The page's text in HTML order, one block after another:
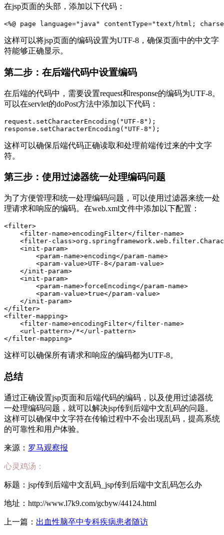
在jsp页面的头部，添加以下代码：
<%@ page language="java" contentType="text/html;
这样可以将jsp页面的编码设置为UTF-8，确保页面中的中文字
符能够正确显示。
第二步：在后端代码中设置编码
在后端的代码中，需要设置request和response的编码为UTF-8。
可以在servlet的doPost方法中添加以下代码：
request.setCharacterEncoding("UTF-8");
response.setCharacterEncoding("UTF-8");
这样可以确保后端代码正确读取和处理前端传过来的中文字
符。
第三步：使用过滤器统一处理编码问题
为了方便管理和统一处理编码问题，可以使用过滤器来统一处
理请求和响应的编码。在web.xml文件中添加以下配置：
<filter>
    <filter-name>encodingFilter</filter-name>
<filter-
    <init-param>
        <param-name>encoding</param-name>
        <param-value>UTF-8</param-value>
    </init-param>
    <init-param>
        <param-name>forceEncoding</param-name>
        <param-value>true</param-value>
    </init-param>
</filter>
<filter-mapping>
    <filter-name>encodingFilter</filter-name>
    <url-pattern>/*</url-pattern>
</filter-mapping>
这样可以确保所有请求和响应的编码都为UTF-8。
总结
通过正确设置jsp页面和后端代码的编码，以及使用过滤器统
一处理编码问题，就可以解决jsp传到后端中文乱码的问题。
这样可以确保中文字符在传输过程中不会出现乱码，提高系统
的可靠性和用户体验。
来源： 罗马观察报
心灵鸡汤：
标题：jsp传到后端中文乱码_jsp传到后端中文乱码怎么办
地址：http://www.l7k9.com/gcbyw/44124.html
上一篇： 出血性脑卒中专科疾病患者随访